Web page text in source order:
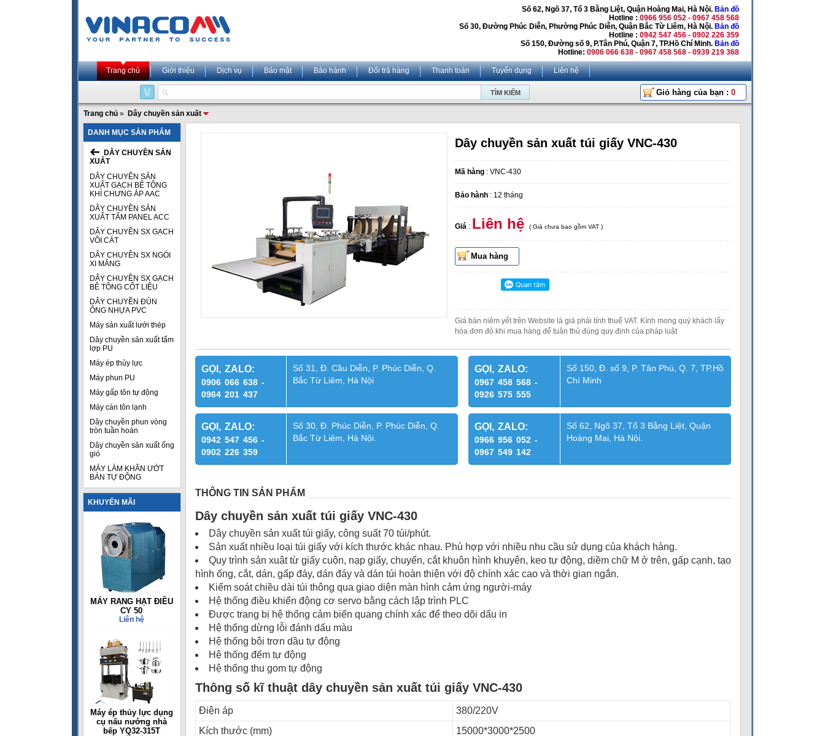
Số 62, Ngõ 37, Tổ 3 Bằng Liệt, Quận Hoàng Mai, Hà Nội. Bản đồ
Hotline : 0966 956 052 - 0967 458 568
Số 30, Đường Phúc Diễn, Phường Phúc Diễn, Quận Bắc Từ Liêm, Hà Nội. Bản đồ
Hotline : 0942 547 456 - 0902 226 359
Số 150, Đường số 9, P.Tân Phú, Quận 7, TP.Hồ Chí Minh. Bản đồ
Hotline: 0906 066 638 - 0967 458 568 - 0939 219 368
Trang chủ Giới thiệu Dịch vụ Bảo mật Bảo hành Đổi trả hàng Thanh toán Tuyển dụng Liên hệ
Giỏ hàng của bạn : 0
Trang chủ » Dây chuyền sản xuất
DANH MỤC SẢN PHẨM
DÂY CHUYỀN SẢN
XUẤT
DÂY CHUYỀN SẢN
XUẤT GẠCH BÊ TÔNG
KHÍ CHƯNG ÁP AAC
DÂY CHUYỀN SẢN
XUẤT TẤM PANEL ACC
DÂY CHUYỀN SX GẠCH
VÔI CÁT
DÂY CHUYỀN SX NGÓI
XI MĂNG
DÂY CHUYỀN SX GẠCH
BÊ TÔNG CỐT LIỆU
DÂY CHUYỀN ĐÙN
ỐNG NHỰA PVC
Máy sản xuất lưới thép
Dây chuyền sản xuất tấm
lợp PU
Máy ép thủy lực
Máy phun PU
Máy gấp tôn tự động
Máy cán tôn lạnh
Dây chuyền phun vòng
tròn tuần hoàn
Dây chuyền sản xuất ống
gió
MÁY LÀM KHĂN ƯỚT
BÁN TỰ ĐỘNG
KHUYẾN MÃI
MÁY RANG HẠT ĐIỀU
CY 50
Liên hệ
Máy ép thủy lực dụng
cụ nấu nướng nhà
bếp YQ32-315T
Dây chuyền sản xuất túi giấy VNC-430
Mã hàng : VNC-430
Bảo hành : 12 tháng
Giá : Liên hệ ( Giá chưa bao gồm VAT )
Mua hàng
Giá bán niêm yết trên Website là giá phải tính thuế VAT. Kính mong quý khách lấy
hóa đơn đỏ khi mua hàng để tuân thủ đúng quy định của pháp luật
GỌI, ZALO:
0906 066 638 -
0964 201 437
Số 31, Đ. Cầu Diễn, P. Phúc Diễn, Q.
Bắc Từ Liêm, Hà Nội
GỌI, ZALO:
0967 458 568 -
0926 575 555
Số 150, Đ. số 9, P. Tân Phú, Q. 7, TP.Hồ
Chí Minh
GỌI, ZALO:
0942 547 456 -
0902 226 359
Số 30, Đ. Phúc Diễn, P. Phúc Diễn, Q.
Bắc Từ Liêm, Hà Nội.
GỌI, ZALO:
0966 956 052 -
0967 549 142
Số 62, Ngõ 37, Tổ 3 Bằng Liệt, Quận
Hoàng Mai, Hà Nội.
THÔNG TIN SẢN PHẨM
Dây chuyền sản xuất túi giấy VNC-430
Dây chuyền sản xuất túi giấy, công suất 70 túi/phút.
Sản xuất nhiều loại túi giấy với kích thước khác nhau. Phù hợp với nhiều nhu cầu sử dụng của khách hàng.
Quy trình sản xuât từ giấy cuộn, nạp giấy, chuyển, cắt khuôn hình khuyên, keo tự động, diềm chữ M ở trên, gấp cạnh, tạo
hình ống, cắt, dán, gấp đáy, dán đáy và dán túi hoàn thiện với độ chính xác cao và thời gian ngắn.
Kiểm soát chiều dài túi thông qua giao diện màn hình cảm ứng người-máy
Hệ thống điều khiển động cơ servo bằng cách lập trình PLC
Được trang bị hệ thống cảm biến quang chính xác để theo dõi dấu in
Hệ thống dừng lỗi đánh dấu màu
Hệ thống bôi trơn dầu tự động
Hệ thống đếm tự động
Hệ thống thu gom tự động
Thông số kĩ thuật dây chuyền sản xuất túi giấy VNC-430
Điện áp
380/220V
Kích thước (mm)
15000*3000*2500